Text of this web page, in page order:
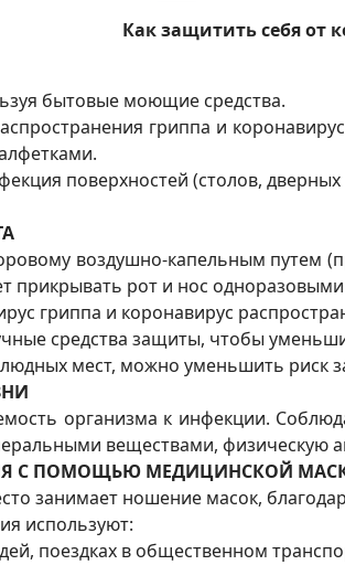
Как защитить себя от
бытовые моющие средства.
гриппа и
поверхностей (столов,
воздушно-капельным путем
прикрывать рот и нос
гриппа и коронавирус
средства защиты, чтобы
мест, можно уменьшить риск
организма к инфекции.
веществами, физическую
С ПОМОЩЬЮ МЕДИЦИНСКОЙ
занимает ношение масок,
используют:
поездках в общественном